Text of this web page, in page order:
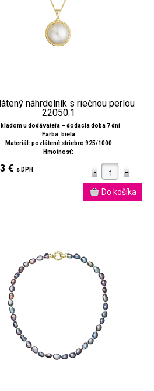
náhrdelník s riečnou perlou
22050.1
u dodávateľa – dodacia doba 7 dní
Farba: biela
Materiál: pozlátené striebro 925/1000
Hmotnosť:
€ s DPH